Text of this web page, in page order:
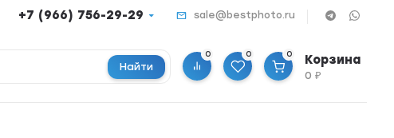
+7 (966) 756-29-29 sale@bestphoto.ru
Найти
0 0 0 Корзина
0₽